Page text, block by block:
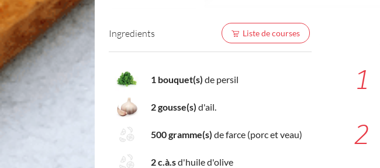
Ingredients Liste de courses
1 bouquet(s) de persil
2 gousse(s) d'ail.
500 gramme(s) de farce (porc et veau)
2 c.à.sd'huile d'olive
1
2